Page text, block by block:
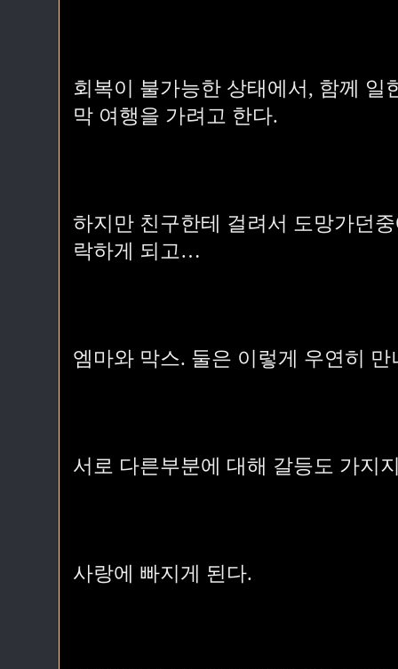
회복이 불가능한 상태에서, 함께 일
막 여행을 가려고 한다.
하지만 친구한테 걸려서 도망가던
락하게 되고…
엠마와 막스. 둘은 이렇게 우연히 만
서로 다른부분에 대해 갈등도 가지
사랑에 빠지게 된다.